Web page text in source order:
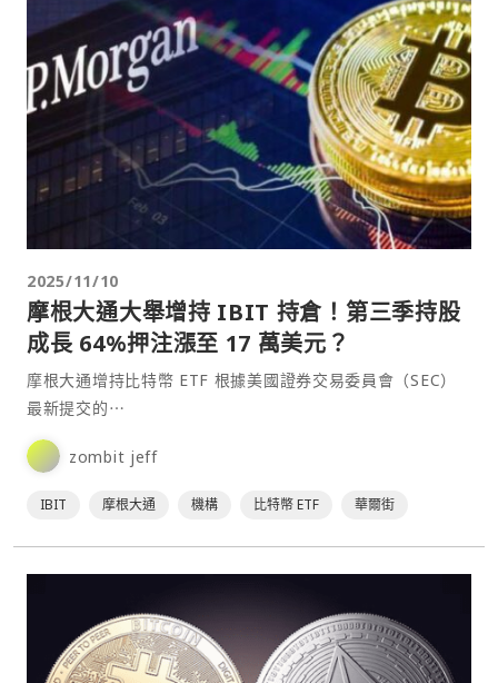
2025/11/10
摩根大通大舉增持 IBIT 持倉！第三季持股
成長 64%押注漲至 17 萬美元？
摩根大通增持比特幣 ETF 根據美國證券交易委員會（SEC）
最新提交的⋯
zombit jeff
IBIT 摩根大通 機構 比特幣 ETF 華爾街